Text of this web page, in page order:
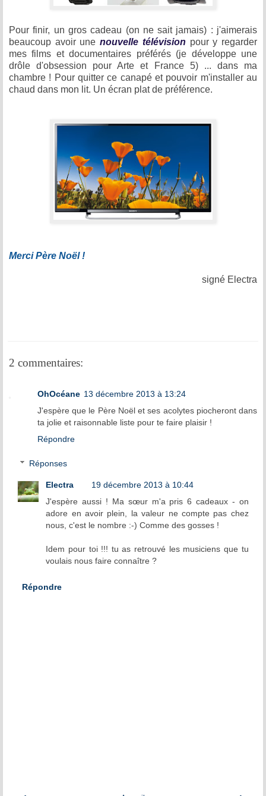
Pour finir, un gros cadeau (on ne sait jamais) : j'aimerais
beaucoup avoir unenouvelle télévision pour y regarder
mes films et documentaires préférés (je développe une
drôle d'obsession pour Arte et France 5) ... dans ma
chambre ! Pour quitter ce canapé et pouvoir m'installer au
chaud dans mon lit. Un écran plat de préférence.
Merci Père Noël !
signé Electra
2 commentaires:
OhOcéane 13 décembre 2013 à 13:24
J'espère que le Père Noël et ses acolytes piocheront dans
ta jolie et raisonnable liste pour te faire plaisir !
Répondre
Réponses
Electra
19 décembre 2013 à 10:44
J'espère aussi ! Ma sœur m'a pris 6 cadeaux - on
adore en avoir plein, la valeur ne compte pas chez
nous, c'est le nombre :-) Comme des gosses !
Idem pour toi !!! tu as retrouvé les musiciens que tu
voulais nous faire connaître ?
Répondre